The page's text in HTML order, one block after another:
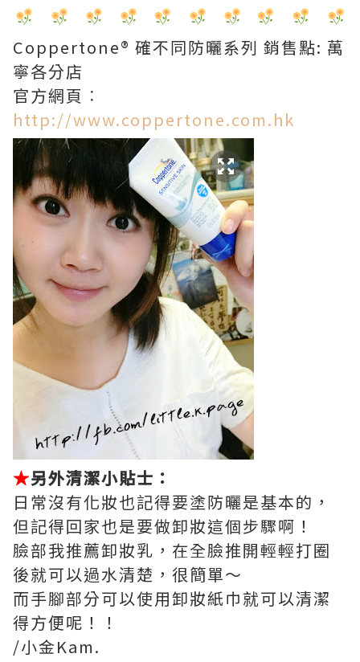
Coppertone® 確不同防曬系列 銷售點: 萬
寧各分店
官方網頁︰
http://www.coppertone.com.hk
★另外清潔小貼士：
日常沒有化妝也記得要塗防曬是基本的，
但記得回家也是要做卸妝這個步驟啊！
臉部我推薦卸妝乳，在全臉推開輕輕打圈
後就可以過水清楚，很簡單～
而手腳部分可以使用卸妝紙巾就可以清潔
得方便呢！！
/小金Kam.